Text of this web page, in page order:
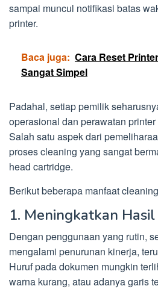
sampai muncul notifikasi batas
printer.
Baca juga: Cara Reset
Sangat Simpel
Padahal, setiap pemilik
operasional dan perawatan
Salah satu aspek dari
proses cleaning yang sangat
head cartridge.
Berikut beberapa manfaat
1. Meningkatkan
Dengan penggunaan yang rutin,
mengalami penurunan kinerja,
Huruf pada dokumen mungkin
warna kurang, atau adanya garis